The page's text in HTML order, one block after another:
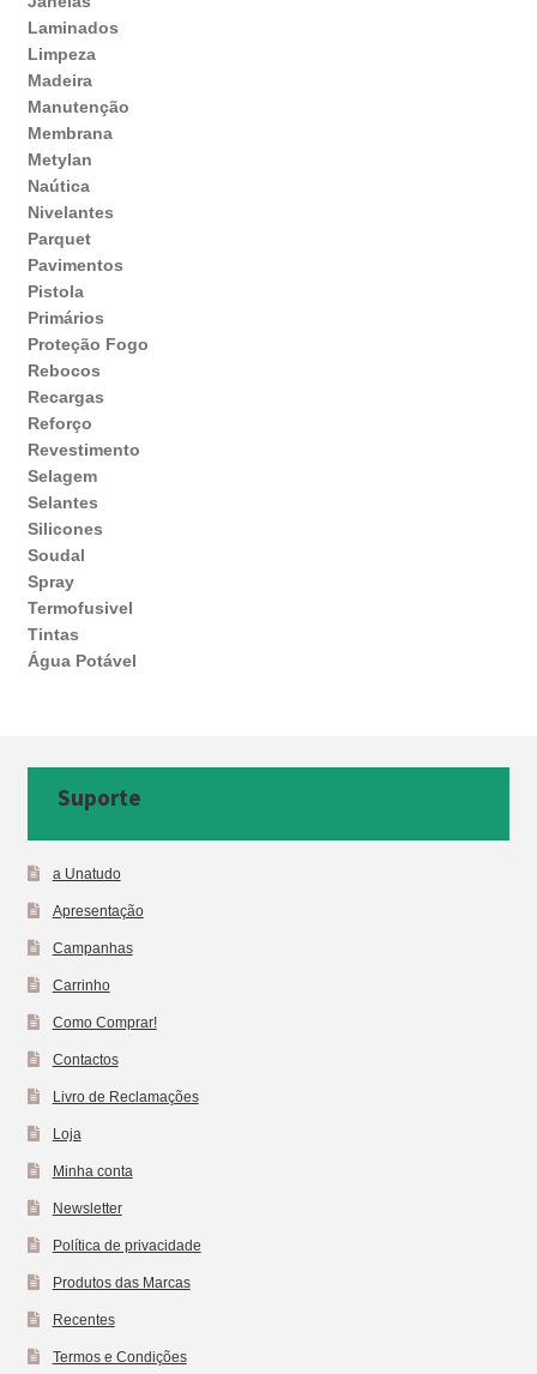
Laminados
Limpeza
Madeira
Manutenção
Membrana
Metylan
Naútica
Nivelantes
Parquet
Pavimentos
Pistola
Primários
Proteção Fogo
Rebocos
Recargas
Reforço
Revestimento
Selagem
Selantes
Silicones
Soudal
Spray
Termofusivel
Tintas
Água Potável
Suporte
a Unatudo
Apresentação
Campanhas
Carrinho
Como Comprar!
Contactos
Livro de Reclamações
Loja
Minha conta
Newsletter
Política de privacidade
Produtos das Marcas
Recentes
Termos e Condições